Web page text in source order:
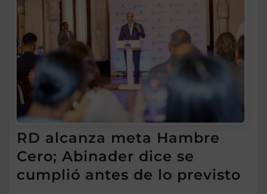
RD alcanza meta Hambre
Cero; Abinader dice se
cumplió antes de lo previsto